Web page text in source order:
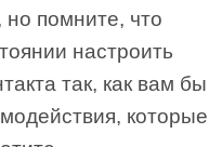
но помните, что
настроить
так, как вам бы
которые